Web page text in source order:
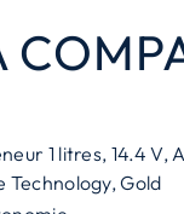
1 litres, 14.4 V,
Technology, Gold